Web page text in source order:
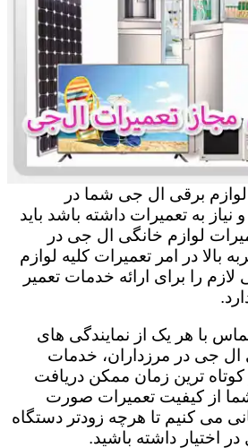
برقی ال جی شما در
به تعمیرات داشته باشد باید
لوازم خانگی ال جی در
بالا در امر تعمیرات کلیه لوازم
را برای ارائه خدمات تعمیر
با هر یک از نمایندگی های
ال جی در مرزداران، خدمات
ترین زمان ممکن دریافت
از کیفیت تعمیرات صورت
می کنیم تا هرچه زودتر دستگاه
اختیار داشته باشید.